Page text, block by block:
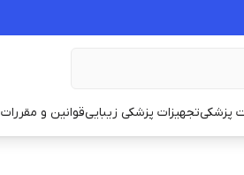
پزشکیتجهیزات پزشکی زیباییقوانین و مقررات